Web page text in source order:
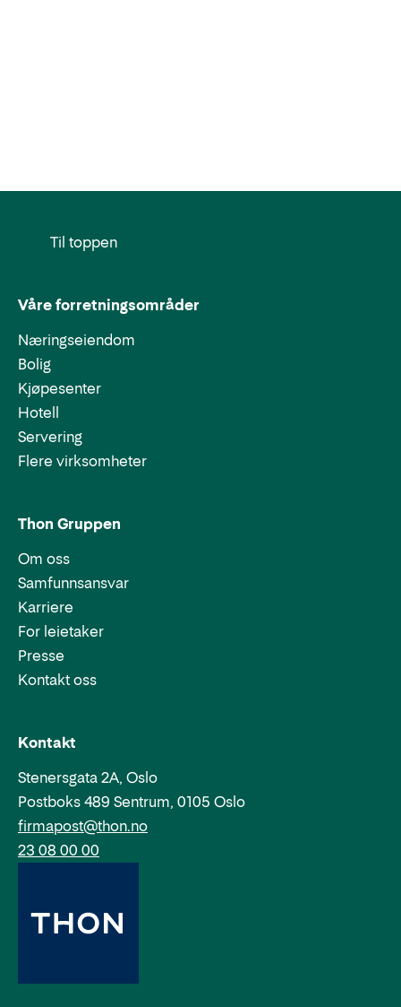
Til toppen
Våre forretningsområder
Næringseiendom
Bolig
Kjøpesenter
Hotell
Servering
Flere virksomheter
Thon Gruppen
Om oss
Samfunnsansvar
Karriere
For leietaker
Presse
Kontakt oss
Kontakt
Stenersgata 2A, Oslo
Postboks 489 Sentrum, 0105 Oslo
Epost:
firmapost@thon.no
Telefon:
23 08 00 00